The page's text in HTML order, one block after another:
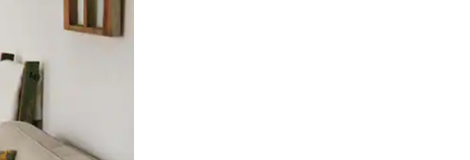
je za pomocą gestów dotykowych lub przesuwania.